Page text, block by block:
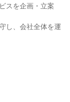
スを企画・立案
し、会社全体を運